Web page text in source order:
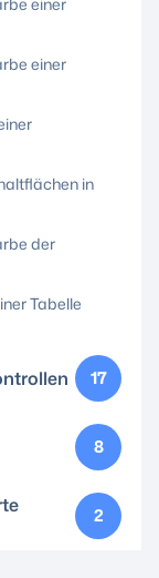
einer
in
der
Tabelle
17
8
2